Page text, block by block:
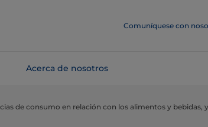
Comuníquese con
Acerca de nosotros
de consumo en relación con los alimentos y bebidas,